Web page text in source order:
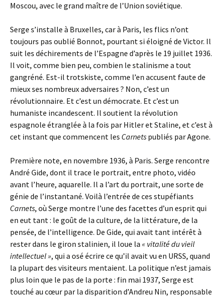
Moscou, avec le grand maître de l’Union soviétique.
Serge s’installe à Bruxelles, car à Paris, les flics n’ont
toujours pas oublié Bonnot, pourtant si éloigné de Victor. Il
suit les déchirements de l’Espagne d’après le 19 juillet 1936.
Il voit, comme bien peu, combien le stalinisme a tout
gangréné. Est-il trotskiste, comme l’en accusent faute de
mieux ses nombreux adversaires ? Non, c’est un
révolutionnaire. Et c’est un démocrate. Et c’est un
humaniste incandescent. Il soutient la révolution
espagnole étranglée à la fois par Hitler et Staline, et c’est à
cet instant que commencent les Carnets publiés par Agone.
Première note, en novembre 1936, à Paris. Serge rencontre
André Gide, dont il trace le portrait, entre photo, vidéo
avant l’heure, aquarelle. Il a l’art du portrait, une sorte de
génie de l’instantané. Voilà l’entrée de ces stupéfiants
Carnets, où Serge montre l’une des facettes d’un esprit qui
en eut tant : le goût de la culture, de la littérature, de la
pensée, de l’intelligence. De Gide, qui avait tant intérêt à
rester dans le giron stalinien, il loue la « vitalité du vieil
intellectuel », qui a osé écrire ce qu’il avait vu en URSS, quand
la plupart des visiteurs mentaient. La politique n’est jamais
plus loin que le pas de la porte : fin mai 1937, Serge est
touché au cœur par la disparition d’Andreu Nin, responsable